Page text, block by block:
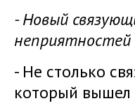
- Новый
неприятностей
- Не столько
который вышел